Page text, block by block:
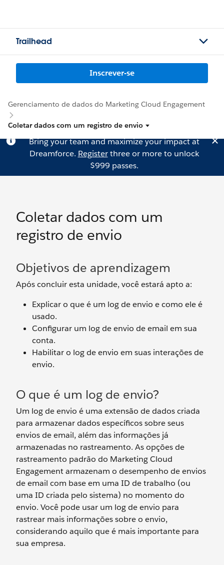
Trailhead
Inscrever-se
Gerenciamento de dados do Marketing Cloud Engagement
Coletar dados com um registro de envio
Bring your team and maximize your impact at
Dreamforce. Registerthree or more to unlock
$999 passes.
Coletar dados com um
registro de envio
Objetivos de aprendizagem
Após concluir esta unidade, você estará apto a:
Explicar o que é um log de envio e como ele é
usado.
Configurar um log de envio de email em sua
conta.
Habilitar o log de envio em suas interações de
envio.
O que é um log de envio?
Um log de envio é uma extensão de dados criada
para armazenar dados específicos sobre seus
envios de email, além das informações já
armazenadas no rastreamento. As opções de
rastreamento padrão do Marketing Cloud
Engagement armazenam o desempenho de envios
de email com base em uma ID de trabalho (ou
uma ID criada pelo sistema) no momento do
envio. Você pode usar um log de envio para
rastrear mais informações sobre o envio,
considerando aquilo que é mais importante para
sua empresa.